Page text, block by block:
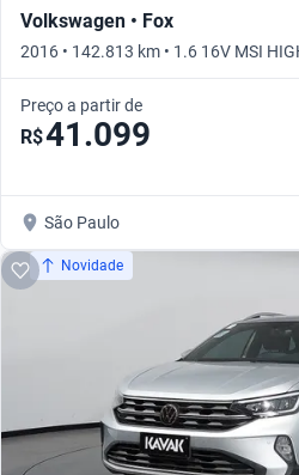
Volkswagen • Fox
2016 • 142.813 km • 1.6 16V MSI
Preço a partir de
R$41.099
São Paulo
Novidade